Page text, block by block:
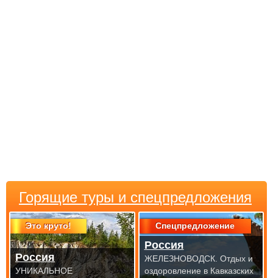
Горящие туры и спецпредложения
Это круто!
Россия
УНИКАЛЬНОЕ
Спецпредложение
Россия
ЖЕЛЕЗНОВОДСК. Отдых и
оздоровление в Кавказских